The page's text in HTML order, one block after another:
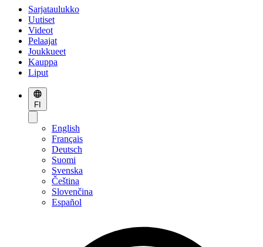
Sarjataulukko
Uutiset
Videot
Pelaajat
Joukkueet
Kauppa
Liput
FI
English
Français
Deutsch
Suomi
Svenska
Čeština
Slovenčina
Español